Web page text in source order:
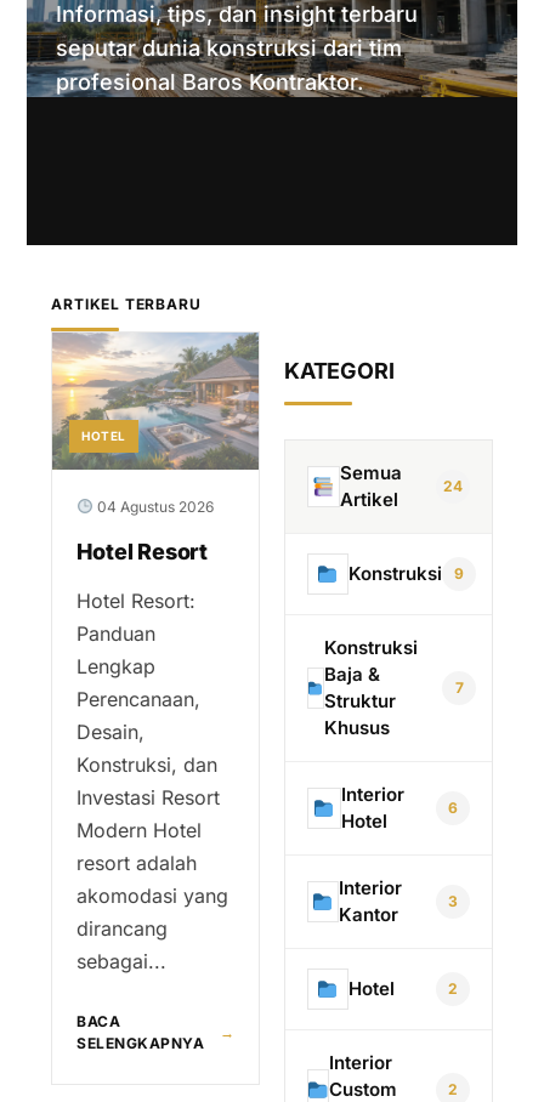
Informasi, tips, dan insight terbaru
seputar dunia konstruksi dari tim
profesional Baros Kontraktor.
ARTIKEL TERBARU
HOTEL
04 Agustus 2026
Hotel Resort
Hotel Resort:
Panduan
Lengkap
Perencanaan,
Desain,
Konstruksi, dan
Investasi Resort
Modern Hotel
resort adalah
akomodasi yang
dirancang
sebagai...
BACA
SELENGKAPNYA
→
KATEGORI
Semua
Artikel
24
Konstruksi 9
Konstruksi
Baja &
Struktur
Khusus
7
Interior
Hotel
6
Interior
Kantor
3
Hotel 2
Interior
Custom
2